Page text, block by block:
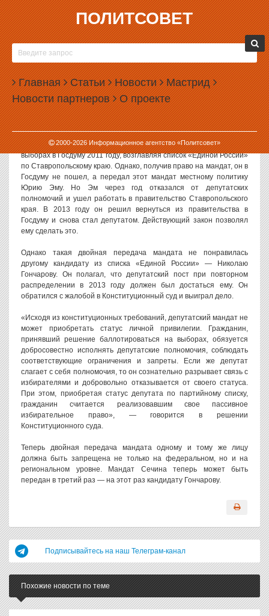
ПОЛИТСОВЕТ
Главная Статьи Новости Мастрид
Новости партнеров О проекте
2000-2026Информационное агентство «Политсовет»
17.12.2014, 10:23
МАНДАТ СЕЧИНА НЕ ВПИСАЛСЯ В
КОНСТИТУЦИЮ
Конституционный суд РФ признал антиконституционной двойную
передачу мандата депутата Госдумы одному и тому же лицу. Речь
идет о мандате, который изначально должен был достаться
нынешнему президенту «Роснефти» Игорю Сечину.
Сечин, в то время занимавший пост вице-премьера, участвовал в
выборах в Госдуму 2011 году, возглавляя список «Единой России»
по Ставропольскому краю. Однако, получив право на мандат, он в
Госдуму не пошел, а передал этот мандат местному политику
Юрию Эму. Но Эм через год отказался от депутатских
полномочий и ушел работать в правительство Ставропольского
края. В 2013 году он решил вернуться из правительства в
Госдуму и снова стал депутатом. Действующий закон позволял
ему сделать это.
Однако такая двойная передача мандата не понравилась
другому кандидату из списка «Единой России» — Николаю
Гончарову. Он полагал, что депутатский пост при повторном
распределении в 2013 году должен был достаться ему. Он
обратился с жалобой в Конституционный суд и выиграл дело.
«Исходя из конституционных требований, депутатский мандат не
может приобретать статус личной привилегии. Гражданин,
принявший решение баллотироваться на выборах, обязуется
добросовестно исполнять депутатские полномочия, соблюдать
соответствующие ограничения и запреты. Если же депутат
слагает с себя полномочия, то он сознательно разрывает связь с
избирателями и добровольно отказывается от своего статуса.
При этом, приобретая статус депутата по партийному списку,
гражданин считается реализовавшим свое пассивное
избирательное право», — говорится в решении
Конституционного суда.
Теперь двойная передача мандата одному и тому же лицу
должна быть запрещена не только на федеральном, но и на
региональном уровне. Мандат Сечина теперь может быть
передан в третий раз — на этот раз кандидату Гончарову.
Подписывайтесь на наш Телеграм-канал
Похожие новости по теме